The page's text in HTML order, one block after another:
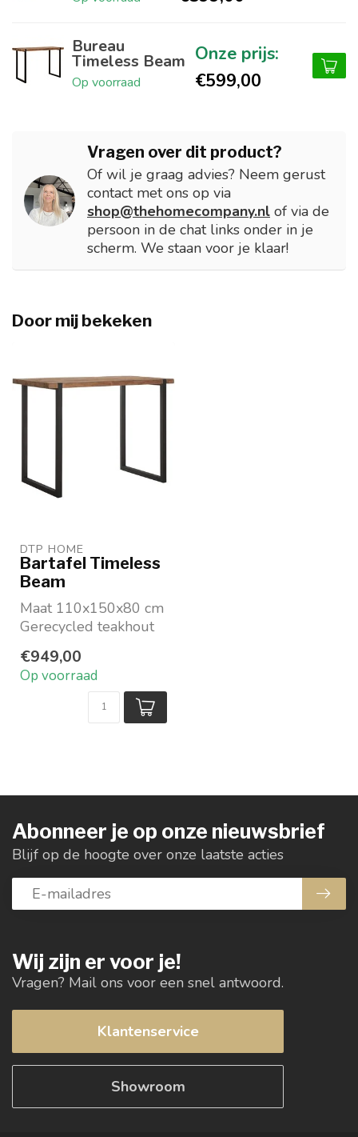
Bureau
Timeless Beam
Op voorraad €599,00
Vragen over dit product?
Of wil je graag advies? Neem gerust
contact met ons op via
shop@thehomecompany.nl of via de
persoon in de chat links onder in je
scherm. We staan voor je klaar!
Door mij bekeken
DTP HOME
Bartafel Timeless
Beam
Maat 110x150x80 cm
Gerecycled teakhout
Merk: DTP Home, co...
€949,00
Op voorraad
Wij zijn er voor je!
Vragen? Mail ons voor een snel antwoord.
Klantenservice
Showroom
Abonneer je op onze nieuwsbrief
Blijf op de hoogte over onze laatste acties